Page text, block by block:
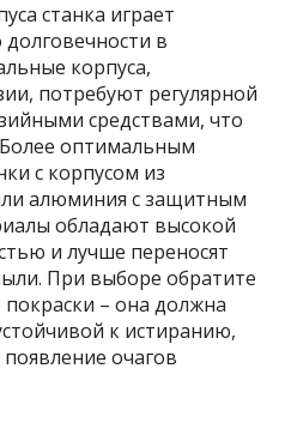
станка играет
в
корпуса,
потребуют регулярной
средствами, что
оптимальным
с корпусом из
алюминия с защитным
обладают высокой
и лучше переносят
При выборе обратите
– она должна
к истиранию,
очагов